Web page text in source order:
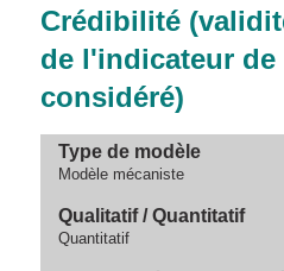
Crédibilité
de l'indicateur
considéré)
Type de modèle
Modèle mécaniste
Qualitatif / Quantitatif
Quantitatif